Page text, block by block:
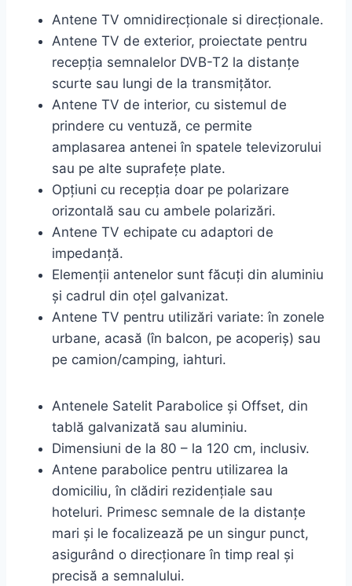
Antene TV omnidirecționale si direcționale.
Antene TV de exterior, proiectate pentru
recepția semnalelor DVB-T2 la distanțe
scurte sau lungi de la transmiţător.
Antene TV de interior, cu sistemul de
prindere cu ventuză, ce permite
amplasarea antenei în spatele televizorului
sau pe alte suprafețe plate.
Opțiuni cu recepţia doar pe polarizare
orizontală sau cu ambele polarizări.
Antene TV echipate cu adaptori de
impedanţă.
Elemenţii antenelor sunt făcuţi din aluminiu
şi cadrul din oţel galvanizat.
Antene TV pentru utilizări variate: în zonele
urbane, acasă (în balcon, pe acoperiş) sau
pe camion/camping, iahturi.
Antenele Satelit Parabolice și Offset, din
tablă galvanizată sau aluminiu.
Dimensiuni de la 80 – la 120 cm, inclusiv.
Antene parabolice pentru utilizarea la
domiciliu, în clădiri rezidențiale sau
hoteluri. Primesc semnale de la distanțe
mari și le focalizează pe un singur punct,
asigurând o direcționare în timp real și
precisă a semnalului.